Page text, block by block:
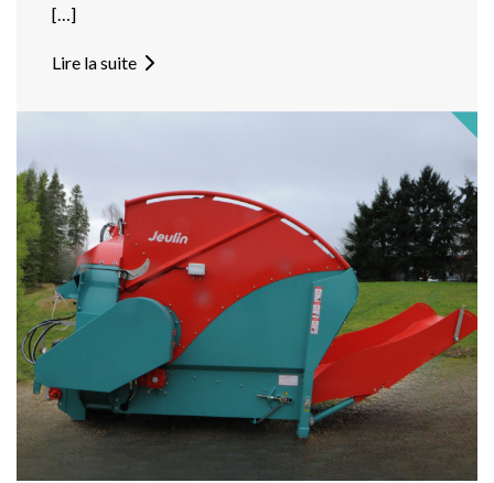
[…]
Lire la suite